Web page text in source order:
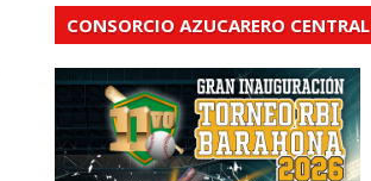
CONSORCIO AZUCARERO CENTRAL